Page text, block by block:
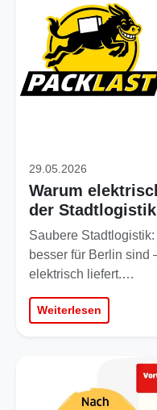
29.05.2026
Warum
der
Saubere
besser für Berlin sind
elektrisch liefert.…
Weiterlesen